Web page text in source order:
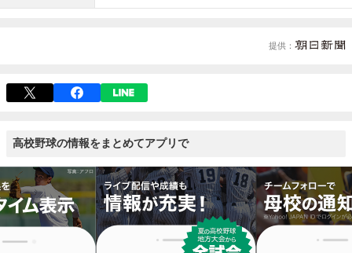
提供
高校野球の情報をまとめてアプリで